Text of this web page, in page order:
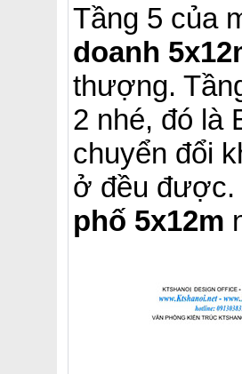
Tầng 5 của
doanh
thượng.
2 nhé, đó là
chuyển đổi
ở đều được.
phố 5x12m